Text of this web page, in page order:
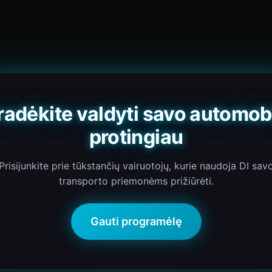
valdyti savo
protingiau
prie tūkstančių vairuotojų, kurie naudoja DI
transporto priemonėms prižiūrėti.
Gauti programėlę